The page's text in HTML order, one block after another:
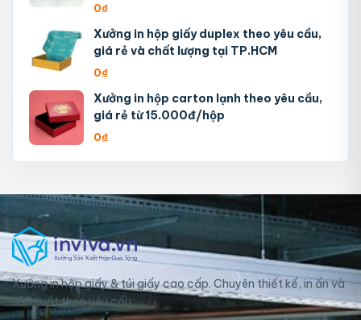
0₫
Xưởng in hộp giấy duplex theo yêu cầu,
giá rẻ và chất lượng tại TP.HCM
0₫
Xưởng in hộp carton lạnh theo yêu cầu,
giá rẻ từ 15.000đ/hộp
0₫
Xưởng in hộp giấy & túi giấy cao cấp. Chuyên thiết kế, in ấn và
sản xuất theo yêu cầu.